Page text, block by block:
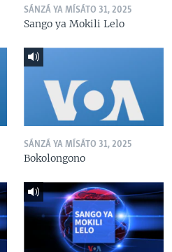
SÁNZÁ YA MÍSÁTO 31, 2025
Sango ya Mokili Lelo
SÁNZÁ YA MÍSÁTO 31, 2025
Bokolongono